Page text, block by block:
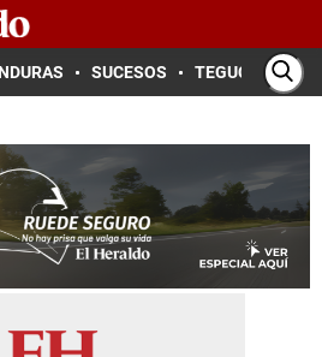
SUCESOS TEGUCIGALPA